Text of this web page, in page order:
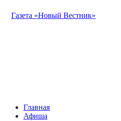
Газета «Новый Вестник»
Главная
Афиша